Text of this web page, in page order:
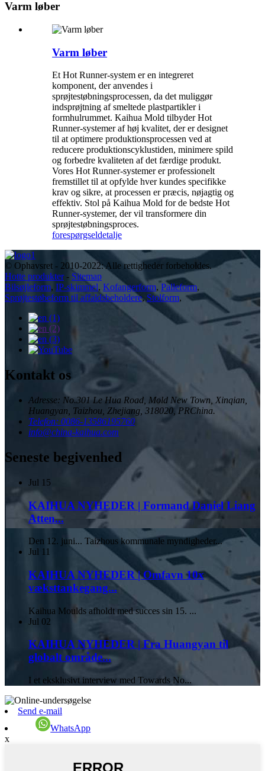
Varm løber
Varm løber
Et Hot Runner-system er en integreret
komponent, der anvendes i
sprøjtestøbningsprocessen, da det muliggør
indsprøjtning af smeltede plastpartikler i
formhulrummet. Kaihua Mold tilbyder Hot
Runner-systemer af høj kvalitet, der er designet
til at optimere produktionsprocessen ved at
reducere produktionscyklustiden, minimere spild
og forbedre kvaliteten af ​​det færdige produkt.
Vores Hot Runner-systemer er professionelt
fremstillet til at opfylde hver kundes specifikke
krav og sikre, at processen er præcis, nøjagtig og
effektiv. Stol på Kaihua Mold for de bedste Hot
Runner-systemer, der vil transformere din
sprøjtestøbningsproces.
forespørgseldetalje
© Ophavsret - 2010-2022: Alle rettigheder forbeholdes.
Hotte produkter- Sitemap
Bilsøjleform, IP-skimmel, Kofangerform, Palleform,
Sprøjtestøbeform til affaldsbeholdere, Stolform,
Kontakt os
Adresse: No.301 Le Hua Road, Mold New Town, Xinqian,
Huangyan, Taizhou, Zhejiang, 318020, PRChina.
Telefon: 0086-13586195760
info@china-kaihua.com
Seneste begivenhed
Jul 15
KAIHUA NYHEDER | Formand Daniel Liang
Atten...
Den 12. juni... Taizhous kommunale myndigheder...
Jul 11
KAIHUA NYHEDER | Omfavn 10x
væksttankegang...
Kaihua Moulds afholdt med succes sin 15. ...
Jul 02
KAIHUA NYHEDER | Fra Huangyan til
globalt område...
I et eksklusivt interview med Towards No...
Send e-mail
WhatsApp
x